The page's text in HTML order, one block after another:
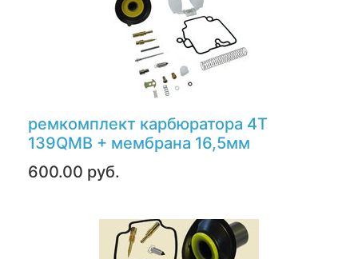
ремкомплект карбюратора 4T
139QMB + мембрана 16,5мм
600.00 руб.